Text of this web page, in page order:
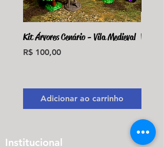
Kit Árvores Cenário - Vila Medieval
Preço
R$ 100,00
Adicionar ao carrinho
Violet
Institucional